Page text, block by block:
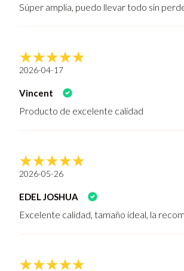
Súper amplia, puedo llevar todo sin
2026-04-17
Vincent
Producto de excelente calidad
2026-05-26
EDEL JOSHUA
Excelente calidad, tamaño ideal, la